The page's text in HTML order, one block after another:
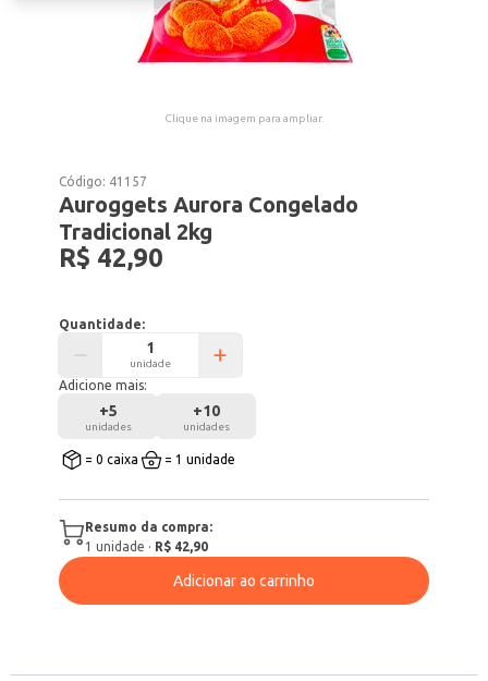
Clique na imagem para ampliar.
Código: 41157
Auroggets Aurora Congelado
Tradicional 2kg
R$ 42,90
Quantidade:
unidade
Adicione mais:
+5
unidades
+10
unidades
= 0 caixa = 1 unidade
Resumo da compra:
1 unidade · R$ 42,90
Adicionar ao carrinho